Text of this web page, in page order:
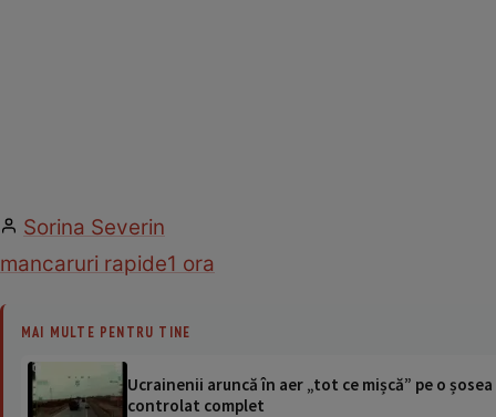
Sorina Severin
mancaruri rapide1 ora
MAI MULTE PENTRU TINE
Ucrainenii aruncă în aer „tot ce mișcă” pe o
controlat complet